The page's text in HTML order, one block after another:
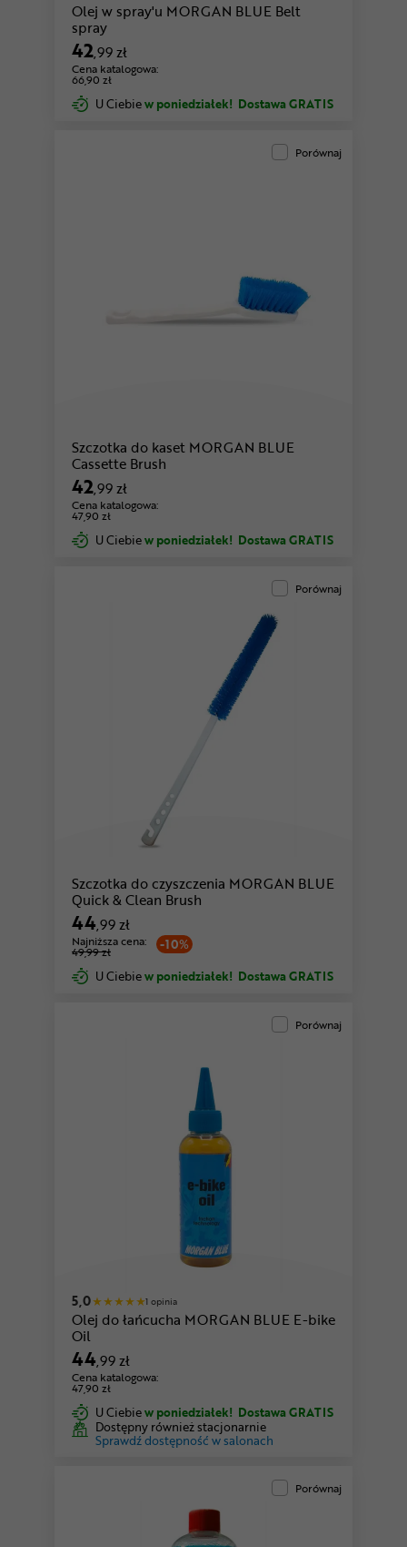
Olej w spray'u MORGAN BLUE Belt
spray
42,99 zł
Cena katalogowa:
66,90 zł
U Ciebiew poniedziałek! Dostawa GRATIS
Porównaj
Szczotka do kaset MORGAN BLUE
Cassette Brush
42,99 zł
Cena katalogowa:
47,90 zł
U Ciebiew poniedziałek! Dostawa GRATIS
Porównaj
Szczotka do czyszczenia MORGAN BLUE
Quick & Clean Brush
44,99 zł
-10%
Najniższa cena:
49,99 zł
U Ciebiew poniedziałek! Dostawa GRATIS
Porównaj
5,0 1 opinia
Olej do łańcucha MORGAN BLUE E-bike
Oil
44,99 zł
Cena katalogowa:
47,90 zł
U Ciebiew poniedziałek! Dostawa GRATIS
Dostępny również stacjonarnie
Sprawdź dostępność w salonach
Porównaj